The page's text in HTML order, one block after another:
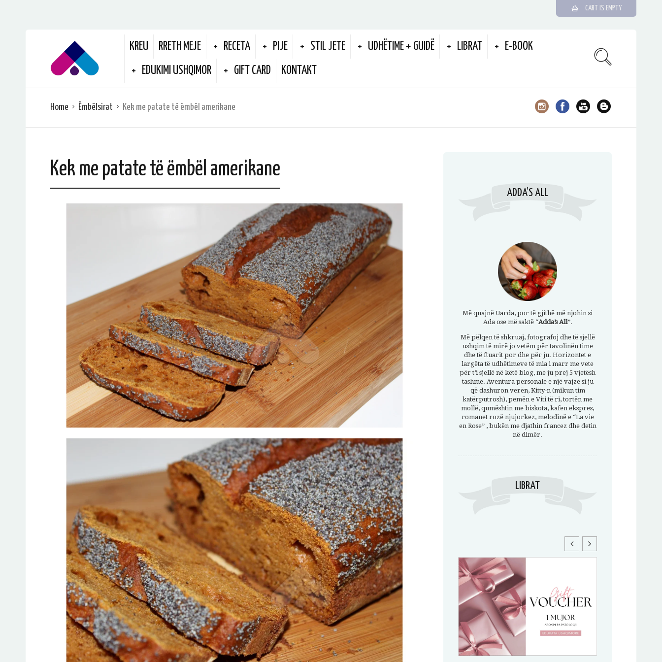
CART IS EMPTY
KREU RRETH MEJE RECETA PIJE STIL JETE UDHËTIME + GUIDË LIBRAT E-BOOK
EDUKIMI USHQIMOR GIFT CARD KONTAKT
Home Ëmbëlsirat Kek me patate të ëmbël amerikane
Kek me patate të ëmbël amerikane
ADDA’S ALL
Më quajnë Uarda, por të gjithë më njohin si
Ada ose më saktë “Adda’s All”.
Më pëlqen të shkruaj, fotografoj dhe të sjellë
ushqim të mirë jo vetëm për tavolinën time
dhe të ftuarit por dhe për ju. Horizontet e
largëta të udhëtimeve të mia i marr me vete
për t’i sjellë në këtë blog, me ju prej 5 vjetësh
tashmë. Aventura personale e një vajze si ju
që dashuron verën, Kitty-n (mikun tim
katërputrosh), pemën e Viti të ri, tortën me
mollë, qumështin me biskota, kafen ekspres,
romanet rozë njujorkez, melodinë e “La vie
en Rose” , bukën me djathin francez dhe detin
në dimër.
LIBRAT